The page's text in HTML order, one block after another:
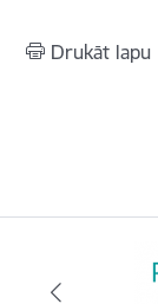
Drukāt lapu